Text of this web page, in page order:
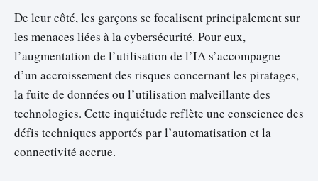
De leur côté, les garçons se focalisent principalement sur
les menaces liées à la cybersécurité. Pour eux,
l’augmentation de l’utilisation de l’IA s’accompagne
d’un accroissement des risques concernant les piratages,
la fuite de données ou l’utilisation malveillante des
technologies. Cette inquiétude reflète une conscience des
défis techniques apportés par l’automatisation et la
connectivité accrue.